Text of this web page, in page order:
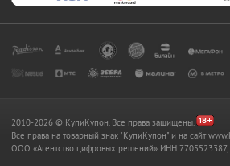
2010-2026 © КупиКупон. Все права защищены.
Все права на товарный знак "КупиКупон" и на сайт
OOO «Агентство цифровых решений» ИНН